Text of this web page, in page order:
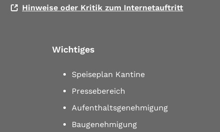
Hinweise oder Kritik zum Internetauftritt
Wichtiges
Speiseplan Kantine
Pressebereich
Aufenthaltsgenehmigung
Baugenehmigung